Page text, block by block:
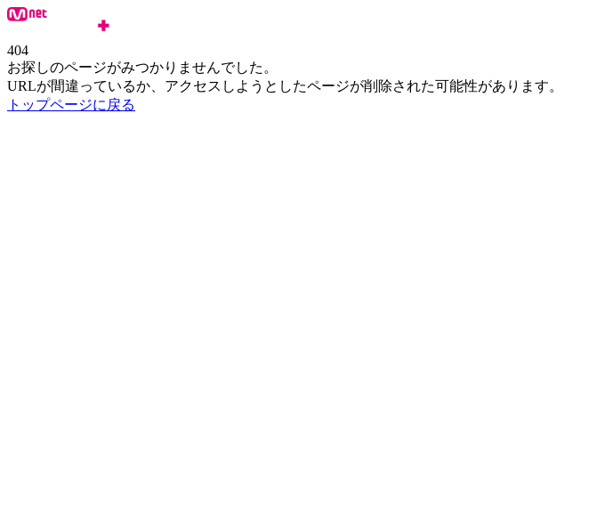
404
お探しのページがみつかりませんでした。
URLが間違っているか、アクセスしようとしたページが削除された可能性があります。
トップページに戻る